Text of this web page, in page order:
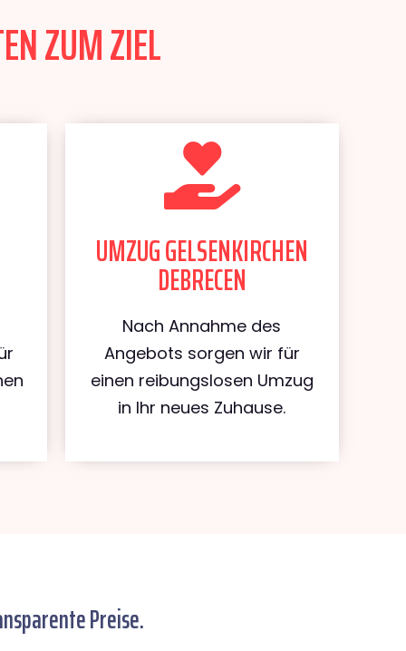
ZUM ZIEL
UMZUG GELSENKIRCHEN
DEBRECEN
Nach Annahme des
Angebots sorgen wir für
einen reibungslosen Umzug
in Ihr neues Zuhause.
Preise.